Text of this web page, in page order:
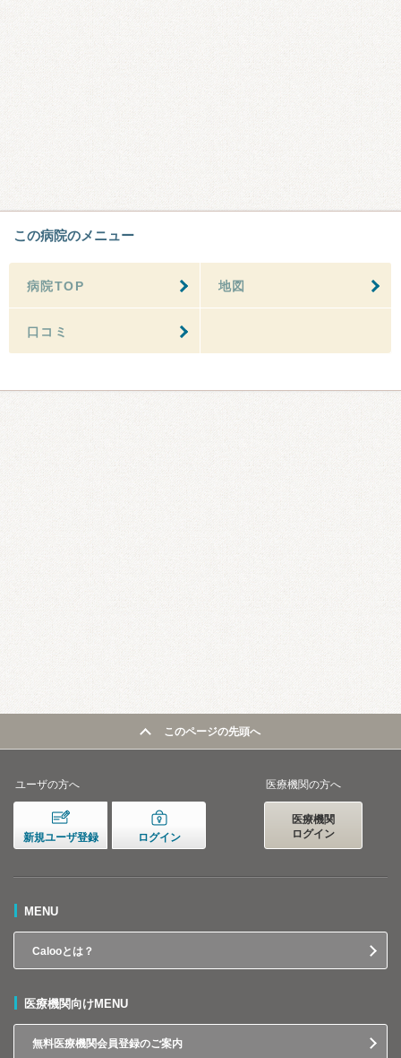
この病院のメニュー
病院TOP 地図
口コミ
このページの先頭へ
ユーザの方へ
新規ユーザ登録 ログイン
医療機関の方へ
医療機関
ログイン
MENU
Calooとは？
医療機関向けMENU
無料医療機関会員登録のご案内